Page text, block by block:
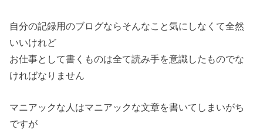
自分の記録用のブログならそんなこと気にしなくて全然
いいけれど
お仕事として書くものは全て読み手を意識したものでな
ければなりません
マニアックな人はマニアックな文章を書いてしまいがち
ですが